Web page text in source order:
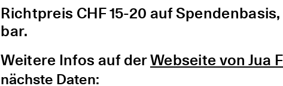
Richtpreis CHF 15-20 auf
bar.
Weitere Infos auf derWebseite von Jua
nächste Daten: